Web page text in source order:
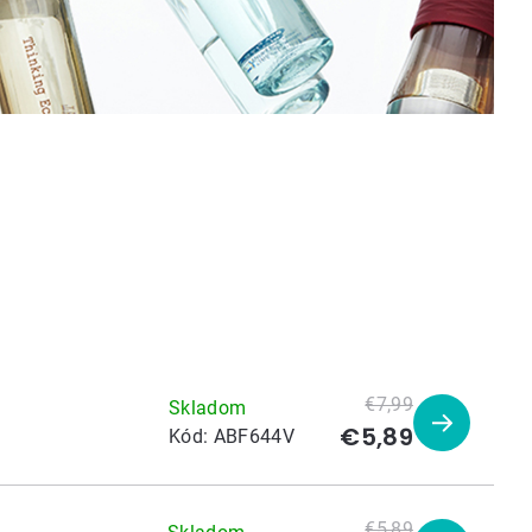
Skladom
Kód: ABF644V
€7,99
€5,89
Zobraziť